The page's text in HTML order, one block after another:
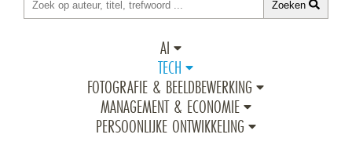
Zoeken
AI
TECH
FOTOGRAFIE & BEELDBEWERKING
MANAGEMENT & ECONOMIE
PERSOONLIJKE ONTWIKKELING